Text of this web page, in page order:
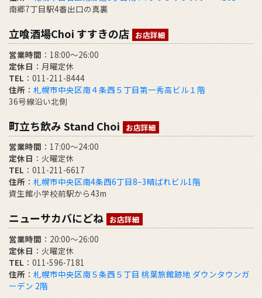
南郷7丁目駅4番出口の真裏
立喰酒場Choi すすきの店 お店詳細
営業時間 ：18:00～26:00
定休日 ：月曜定休
TEL ：011-211-8444
住所 ： 札幌市中央区南４条西５丁目第一秀高ビル１階
36号線沿い北側
町立ち飲み Stand Choi お店詳細
営業時間 ：17:00〜24:00
定休日 ：火曜定休
TEL ：011-211-6617
住所 ： 札幌市中央区南4条西6丁目8−3晴ばれビル1階
資生館小学校前駅から43m
ニューサカバにどね お店詳細
営業時間 ：20:00～26:00
定休日 ：火曜定休
TEL ：011-596-7181
住所 ： 札幌市中央区南５条西５丁目 桃葉旅館跡地 ダウンタウンガ
ーデン 2階